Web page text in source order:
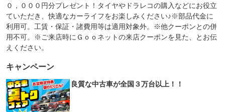
０，０００円分プレゼント！タイヤやドラレコの購入などにお役立
ていただき、快適なカーライフをお楽しみください♪※部品代金に
利用可。工賃・保証・諸費用等は適用対象外。※他クーポンとの併
用不可。※ご来店時にＧｏｏネットの来店クーポンを見た、とお伝
えください。
キャンペーン
良質な中古車が全国３万台以上！！